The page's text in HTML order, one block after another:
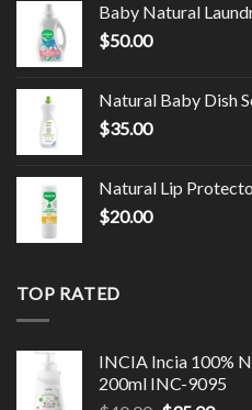
Baby Natural
$50.00
Natural Baby Dish
$35.00
Natural Lip
$20.00
TOP RATED
INCIA Incia 100%
200ml INC-9095